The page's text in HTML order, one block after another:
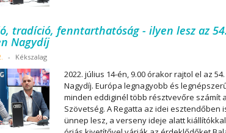
tradíció, fenntarthatóság - ilyen lesz az
Nagydíj
- Kékszalag
2022. július 14-én, 9.00 órakor rajtol el az
Nagydíj. Európa legnagyobb és
minden eddiginél több résztvevőre számít
Szövetség. A Regatta az idei esztendőben
ünnep lesz, a verseny ideje alatt